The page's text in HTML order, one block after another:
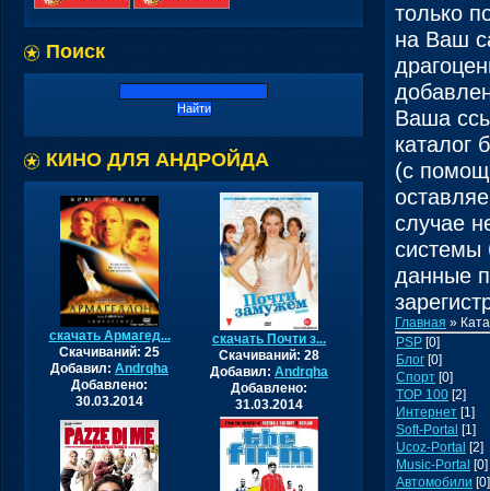
Поиск
КИНО ДЛЯ АНДРОЙДА
скачать Армагед...
Скачиваний: 25
Добавил: Andrqha
Добавлено:
30.03.2014
скачать Почти з...
Скачиваний: 28
Добавил: Andrqha
Добавлено:
31.03.2014
только
на Ваш
Ваша
каталог
(с
случае
системы
данные
Главная »
PSP [0]
Блог [0]
Спорт [0]
TOP 100 [2]
Интернет [1]
Soft-Portal [1]
Ucoz-Portal [2]
Music-Portal [0]
Автомобили [0]